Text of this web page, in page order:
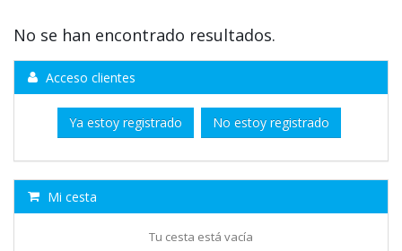
No se han encontrado resultados.
Acceso clientes
Ya estoy registrado No estoy registrado
Mi cesta
Tu cesta está vacía